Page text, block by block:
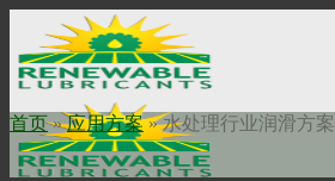
content
首页»应用方案»水处理行业润滑方案